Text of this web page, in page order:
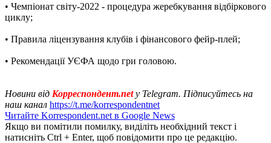
• Чемпіонат світу-2022 - процедура жеребкування відбіркового
циклу;
• Правила ліцензування клубів і фінансового фейр-плей;
• Рекомендації УЄФА щодо гри головою.
Новини від Корреспондент.net у Telegram. Підписуйтесь на
наш канал https://t.me/korrespondentnet
Читайте Korrespondent.net в Google News
Якщо ви помітили помилку, виділіть необхідний текст і
натисніть Ctrl + Enter, щоб повідомити про це редакцію.